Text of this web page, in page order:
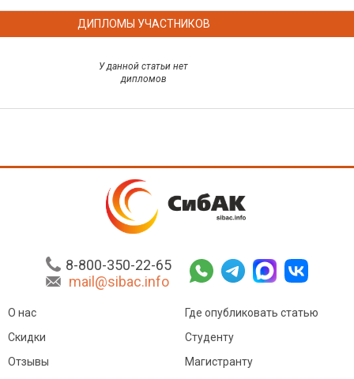
ДИПЛОМЫ УЧАСТНИКОВ
У данной статьи нет
дипломов
8-800-350-22-65
mail@sibac.info
О нас
Скидки
Отзывы
Где опубликовать статью
Студенту
Магистранту